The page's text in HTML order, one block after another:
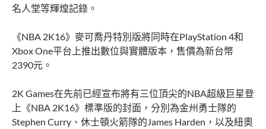
名人堂等輝煌記錄。
《NBA 2K16》麥可喬丹特別版將同時在PlayStation 4和
Xbox One平台上推出數位與實體版本，售價為新台幣
2390元。
2K Games在先前已經宣布將有三位頂尖的NBA超級巨星登
上《NBA 2K16》標準版的封面，分別為金州勇士隊的
Stephen Curry、休士頓火箭隊的James Harden，以及紐奧